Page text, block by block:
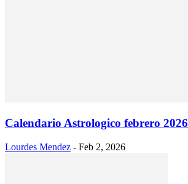
Calendario Astrologico febrero 2026
Lourdes Mendez - Feb 2, 2026